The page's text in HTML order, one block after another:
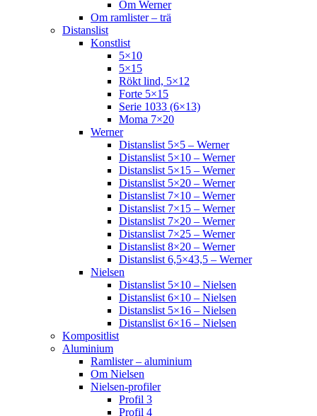
Om Werner
Om ramlister – trä
Distanslist
Konstlist
5×10
5×15
Rökt lind, 5×12
Forte 5×15
Serie 1033 (6×13)
Moma 7×20
Werner
Distanslist 5×5 – Werner
Distanslist 5×10 – Werner
Distanslist 5×15 – Werner
Distanslist 5×20 – Werner
Distanslist 7×10 – Werner
Distanslist 7×15 – Werner
Distanslist 7×20 – Werner
Distanslist 7×25 – Werner
Distanslist 8×20 – Werner
Distanslist 6,5×43,5 – Werner
Nielsen
Distanslist 5×10 – Nielsen
Distanslist 6×10 – Nielsen
Distanslist 5×16 – Nielsen
Distanslist 6×16 – Nielsen
Kompositlist
Aluminium
Ramlister – aluminium
Om Nielsen
Nielsen-profiler
Profil 3
Profil 4